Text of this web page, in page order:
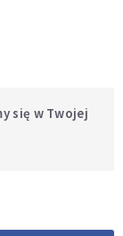
się w Twojej